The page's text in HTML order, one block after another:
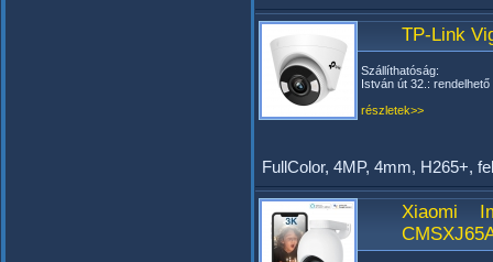
TP-Link
Szállíthatóság:
István út 32.: rendelhető
részletek>>
FullColor, 4MP, 4mm, H265+,
Xiaomi